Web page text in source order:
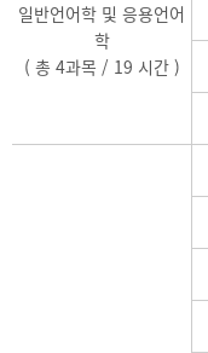
일반언어학 및 응용언어
학
( 총 4과목 / 19 시간 )